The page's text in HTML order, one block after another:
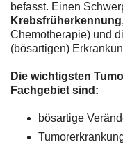
befasst. Einen
Krebsfrüherkennung
Chemotherapie) und
(bösartigen)
Die wichtigsten
Fachgebiet sind:
bösartige